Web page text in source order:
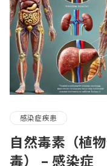
感染症疾患
自然毒素（植
毒） – 感染症